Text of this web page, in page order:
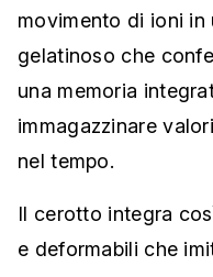
movimento di ioni
gelatinoso che
una memoria
immagazzinare
nel tempo.
Il cerotto integra
e deformabili che